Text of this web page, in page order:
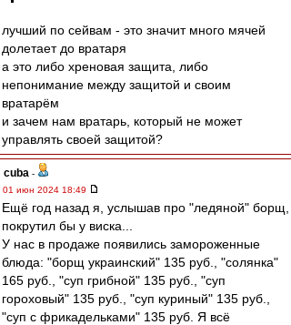
лучший по сейвам - это значит много мячей
долетает до вратаря
а это либо хреновая защита, либо
непонимание между защитой и своим
вратарём
и зачем нам вратарь, который не может
управлять своей защитой?
cuba -
01 июн 2024 18:49
Ещё год назад я, услышав про "ледяной" борщ,
покрутил бы у виска...
У нас в продаже появились замороженные
блюда: "борщ украинский" 135 руб., "солянка"
165 руб., "суп грибной" 135 руб., "суп
гороховый" 135 руб., "суп куриный" 135 руб.,
"суп с фрикадельками" 135 руб. Я всё